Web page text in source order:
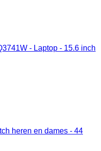
- Laptop - 15.6 inch
heren en dames - 44